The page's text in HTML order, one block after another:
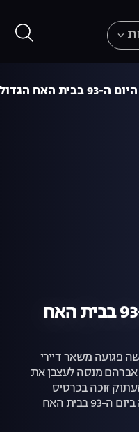
האח הגדול
הסיכום היומי: היום ה-93 בבית האח
פגועה משאר דיירי
אברהם מנסה לעצבן את
זוכה בכרטיס
הראשון לגמר הגדול | כל מה שקרה ביום ה-93 בבית האח